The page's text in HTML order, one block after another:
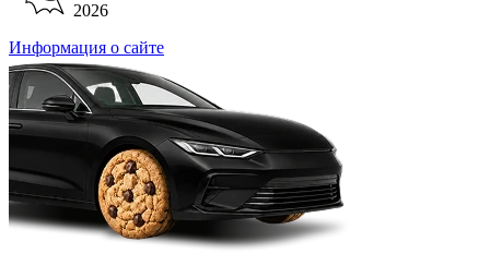
2026
Информация о сайте